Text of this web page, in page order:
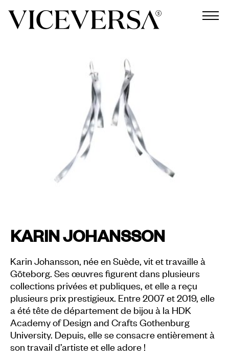
KARIN JOHANSSON
Karin Johansson, née en Suède, vit et travaille à
Göteborg. Ses œuvres figurent dans plusieurs
collections privées et publiques, et elle a reçu
plusieurs prix prestigieux. Entre 2007 et 2019, elle
a été tête de département de bijou à la HDK
Academy of Design and Crafts Gothenburg
University. Depuis, elle se consacre entièrement à
son travail d’artiste et elle adore !